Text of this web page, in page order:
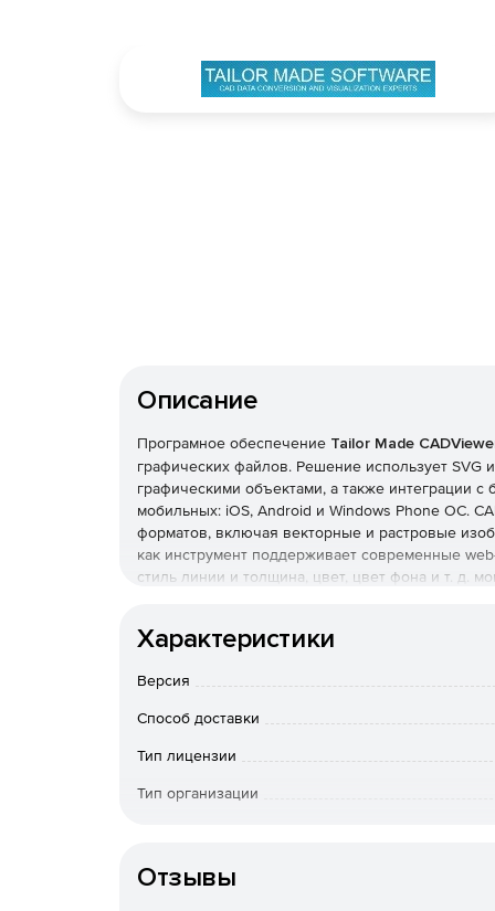
Описание
Програмное обеспечение Tailor Made
графических файлов. Решение использует SVG
графическими объектами, а также интеграции
мобильных: iOS, Android и Windows Phone ОС.
форматов, включая векторные и растровые
как инструмент поддерживает современные
стиль линии и толщина, цвет, цвет фона и т. д.
Основные характеристики:
Дополнительные элементы управления
Расширенный текстовый поиск:
на объект и «далее поиск» в цикле
Характеристики
Версия
Способ доставки
Тип лицензии
Тип организации
Отзывы